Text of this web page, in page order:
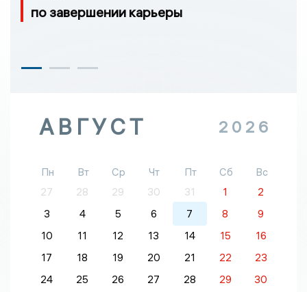
по завершении карьеры
АВГУСТ 2026
Пн Вт Ср Чт Пт Сб
Вс
27
28 29 30 31 1
2
3
4 5 6 7 8
9
10
11 12 13 14 15
16
17
18 19 20 21 22
23
24
25 26 27 28 29
30